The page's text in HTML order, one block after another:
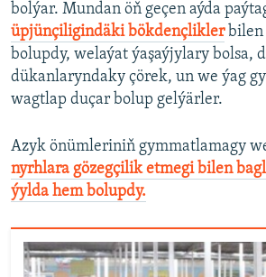
bolýar. Mundan öň geçen aýda
üpjünçiligindäki bökdençliklerbilen
bolupdy, welaýat ýaşaýjylary bolsa,
dükanlaryndaky çörek, un we ýag
wagtlap duçar bolup gelýärler.
Azyk önümleriniň gymmatlamagy
nyrhlara gözegçilik etmegi bilen
ýylda hem bolupdy.